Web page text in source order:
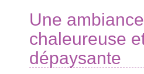
Une ambiance
chaleureuse
dépaysante